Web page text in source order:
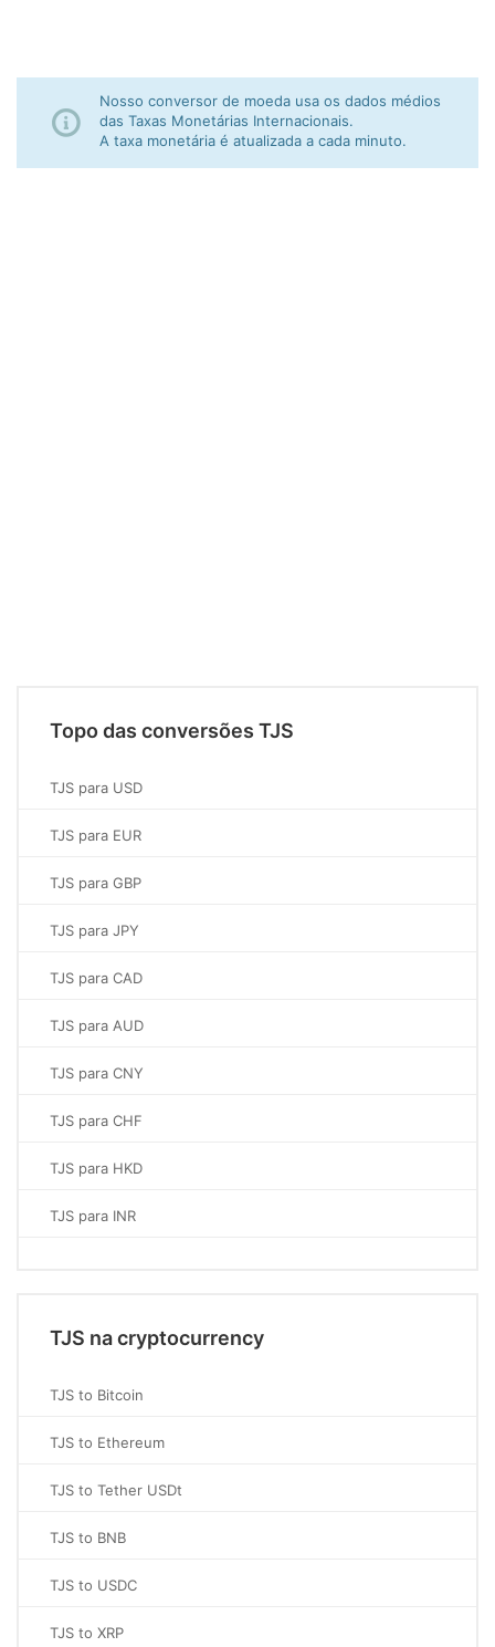
Nosso conversor de moeda usa os dados médios
das Taxas Monetárias Internacionais.
A taxa monetária é atualizada a cada minuto.
Topo das conversões TJS
TJS para USD
TJS para EUR
TJS para GBP
TJS para JPY
TJS para CAD
TJS para AUD
TJS para CNY
TJS para CHF
TJS para HKD
TJS para INR
TJS na cryptocurrency
TJS to Bitcoin
TJS to Ethereum
TJS to Tether USDt
TJS to BNB
TJS to USDC
TJS to XRP